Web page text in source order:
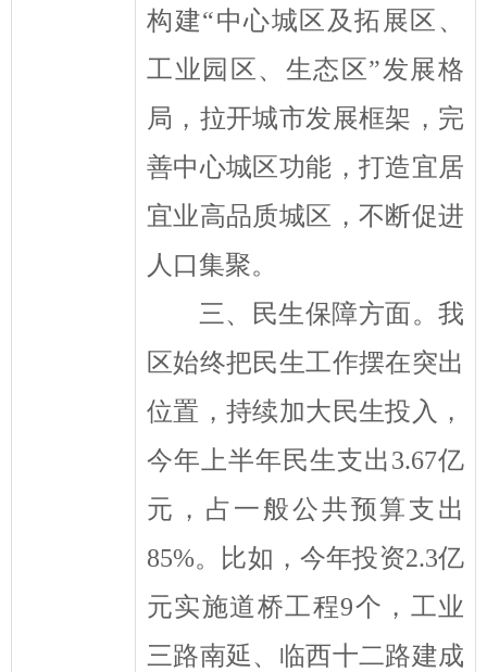
构建“中心城区及拓展区、
工业园区、生态 区 ”发展格
局 ，拉开城市发展框架， 完
善中心城区功能，打造宜居
宜业高品质城区，不断促进
人 口 集聚。
三、民生保障方面。 我
区始终把民生工作摆在突出
位置，持续加大民生投入，
今年上半年民生支出3.67亿
元，占一般公共预算支出
85%。比如， 今年投资2.3亿
元实施道桥工程9个，工业
三路南延、临西十二路建成